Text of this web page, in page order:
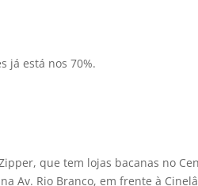
já está nos 70%.
que tem lojas bacanas no
Av. Rio Branco, em frente à